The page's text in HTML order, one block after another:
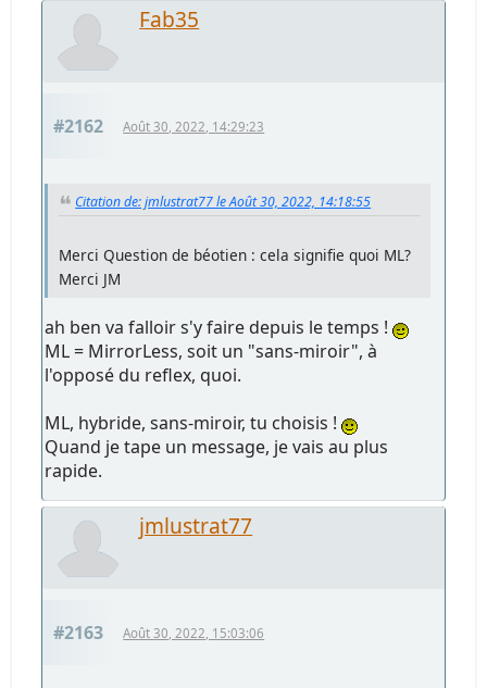
Fab35
#2162 Août 30, 2022, 14:29:23
Citation de: jmlustrat77 le Août 30, 2022, 14:18:55
Merci Question de béotien : cela signifie quoi ML?
Merci JM
ah ben va falloir s'y faire depuis le temps !
ML = MirrorLess, soit un "sans-miroir", à
l'opposé du reflex, quoi.
ML, hybride, sans-miroir, tu choisis !
Quand je tape un message, je vais au plus
rapide.
jmlustrat77
#2163 Août 30, 2022, 15:03:06